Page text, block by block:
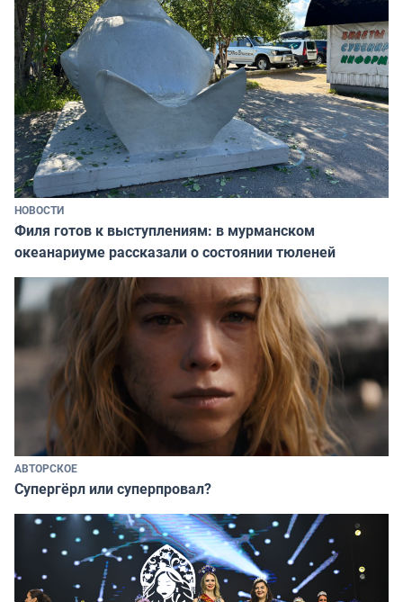
НОВОСТИ
Филя готов к выступлениям: в мурманском
океанариуме рассказали о состоянии тюленей
АВТОРСКОЕ
Супергёрл или суперпровал?